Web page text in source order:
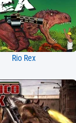
Rio Rex